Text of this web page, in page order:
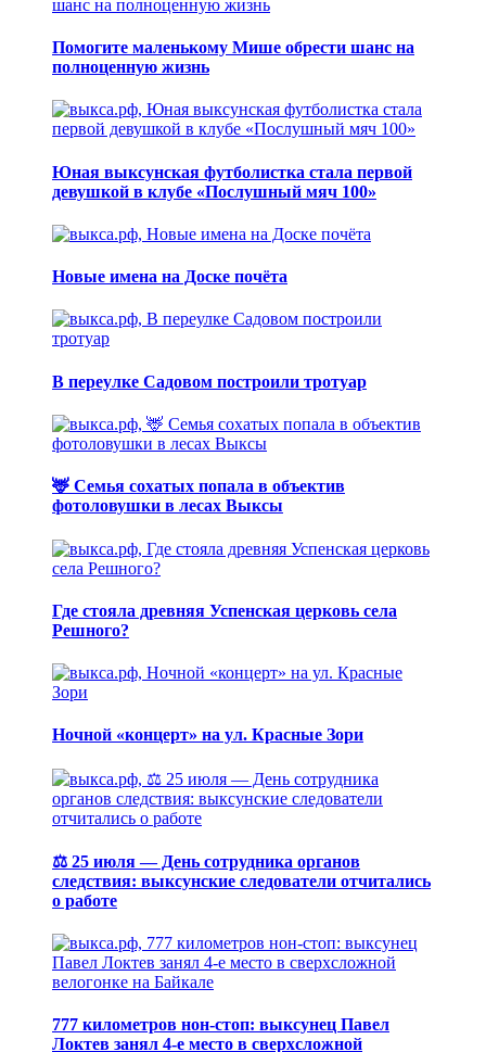
Помогите маленькому Мише обрести шанс на
полноценную жизнь
Юная выксунская футболистка стала первой
девушкой в клубе «Послушный мяч 100»
Новые имена на Доске почёта
В переулке Садовом построили тротуар
🦌 Семья сохатых попала в объектив
фотоловушки в лесах Выксы
Где стояла древняя Успенская церковь села
Решного?
Ночной «концерт» на ул. Красные Зори
⚖️ 25 июля — День сотрудника органов
следствия: выксунские следователи отчитались
о работе
777 километров нон-стоп: выксунец Павел
Локтев занял 4-е место в сверхсложной